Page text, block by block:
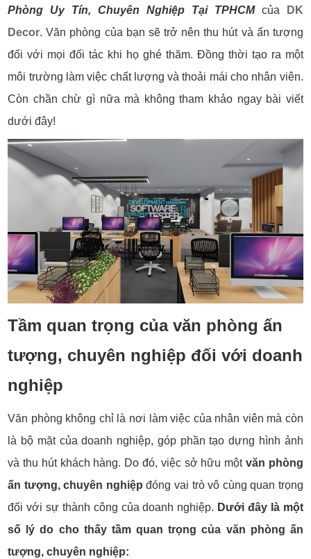
Phòng Uy Tín, Chuyên Nghiệp Tại TPHCMcủa
DK
Decor. Văn phòng của bạn sẽ trở nên thu hút và ấn tượng
đối với mọi đối tác khi họ ghé thăm. Đồng thời tạo ra một
môi trường làm việc chất lượng và thoải mái cho nhân viên.
Còn chần chừ gì nữa mà không tham khảo ngay bài viết
dưới đây!
Tầm quan trọng của văn phòng ấn
tượng, chuyên nghiệp đối với doanh
nghiệp
Văn phòng không chỉ là nơi làm việc của nhân viên mà còn
là bộ mặt của doanh nghiệp, góp phần tạo dựng hình ảnh
và thu hút khách hàng. Do đó, việc sở hữu một văn phòng
ấn tượng, chuyên nghiệp đóng vai trò vô cùng quan trọng
đối với sự thành công của doanh nghiệp. Dưới đây là một
số lý do cho thấy tầm quan trọng của văn phòng ấn
tượng, chuyên nghiệp: